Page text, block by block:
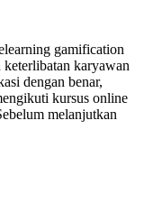
gamification
karyawan
dengan benar,
kursus online
melanjutkan